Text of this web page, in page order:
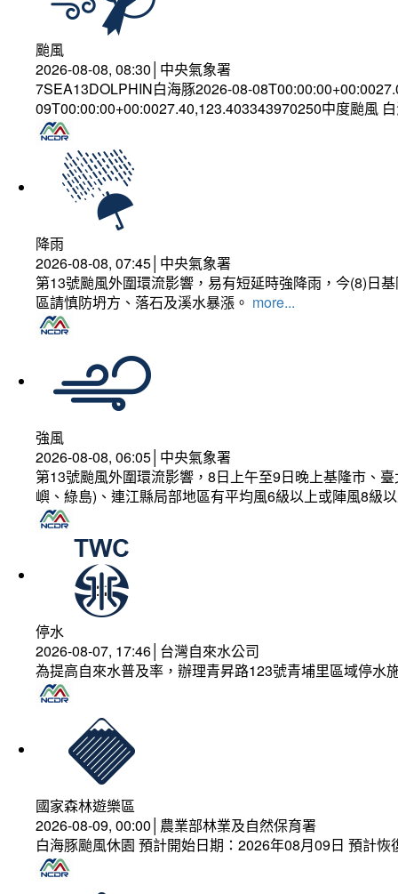
颱風
2026-08-08, 08:30│中央氣象署
7SEA13DOLPHIN白海豚2026-08-
09T00:00:00+00:0027.40,123.403343970250中度颱風
降雨
2026-08-08, 07:45│中央氣象署
第13號颱風外圍環流影響，易有短延時強降雨，今(8)日
區請慎防坍方、落石及溪水暴漲。 more...
強風
2026-08-08, 06:05│中央氣象署
第13號颱風外圍環流影響，8日上午至9日晚上基隆市、
嶼、綠島)、連江縣局部地區有平均風6級以上或陣風8級
停水
2026-08-07, 17:46│台灣自來水公司
為提高自來水普及率，辦理青昇路123號青埔里區域停水
國家森林遊樂區
2026-08-09, 00:00│農業部林業及自然保育署
白海豚颱風休園 預計開始日期：2026年08月09日 預計